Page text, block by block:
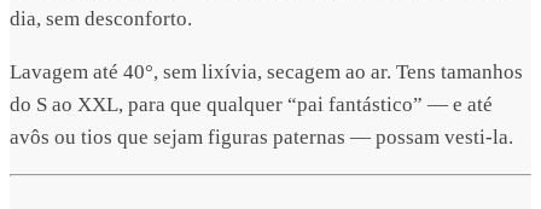
dia, sem desconforto.
Lavagem até 40°, sem lixívia, secagem ao ar. Tens tamanhos
do S ao XXL, para que qualquer “pai fantástico” — e até
avôs ou tios que sejam figuras paternas — possam vesti-la.